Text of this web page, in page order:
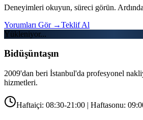
Deneyimleri okuyun, süreci görün.
Yorumları Gör →Teklif Al
Yükleniyor...
Bidüşüntaşın
2009'dan beri İstanbul'da profesyonel
hizmetleri.
Haftaiçi: 08:30-21:00 | Haftasonu: